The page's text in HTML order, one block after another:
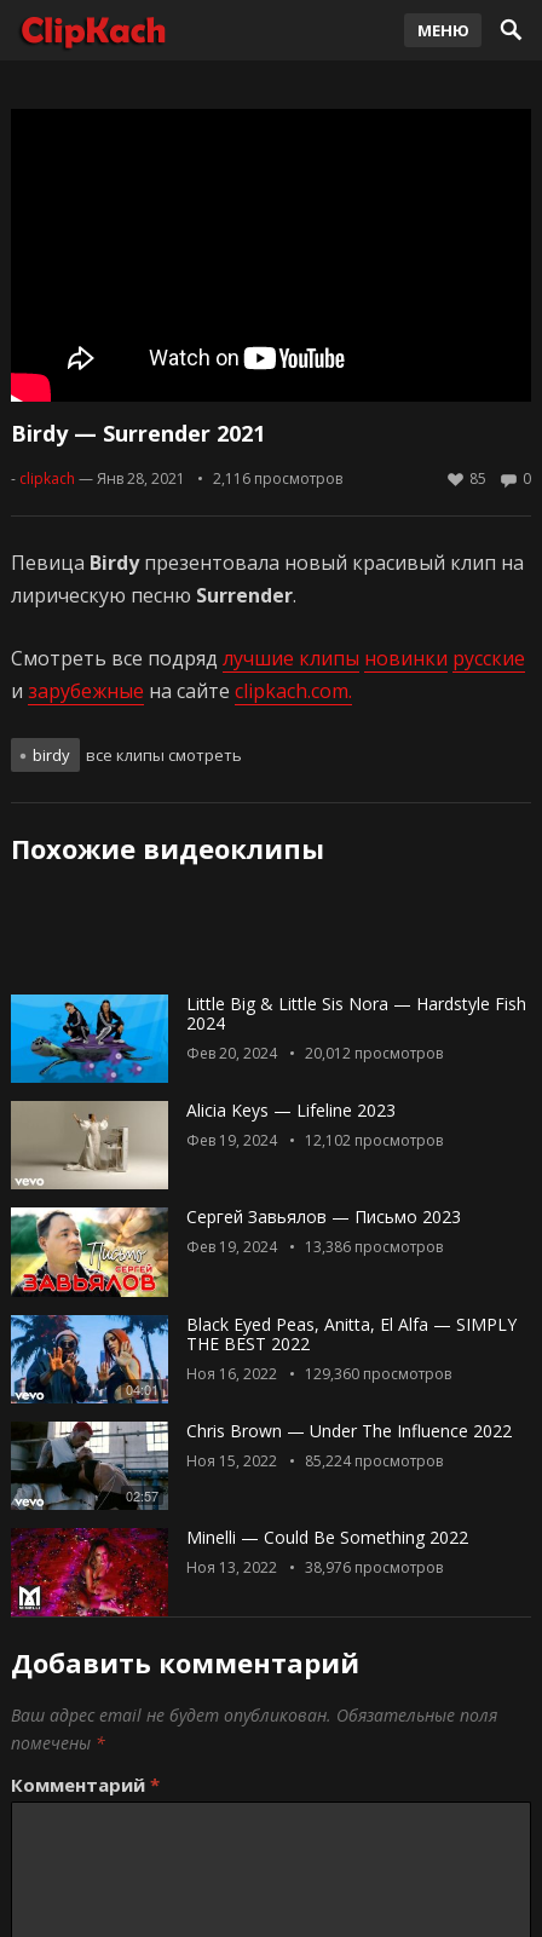
МЕНЮ
Birdy — Surrender 2021
- clipkach — Янв 28, 2021 2,116просмотров 0
85
Певица Birdyпрезентовала новый красивый клип на
лирическую песню Surrender.
Смотреть все подряд лучшие клипы новинки русские
и зарубежные на сайте clipkach.com.
birdy все клипы смотреть
Похожие видеоклипы
Little Big & Little Sis Nora — Hardstyle Fish
2024
Фев 20, 2024 20,012просмотров
Alicia Keys — Lifeline 2023
Фев 19, 2024 12,102просмотров
Сергей Завьялов — Письмо 2023
Фев 19, 2024 13,386просмотров
04:01
Black Eyed Peas, Anitta, El Alfa — SIMPLY
THE BEST 2022
Ноя 16, 2022 129,360просмотров
02:57
Chris Brown — Under The Influence 2022
Ноя 15, 2022 85,224просмотров
Minelli — Could Be Something 2022
Ноя 13, 2022 38,976просмотров
Добавить комментарий
Ваш адрес email не будет опубликован. Обязательные поля
помечены *
Комментарий *